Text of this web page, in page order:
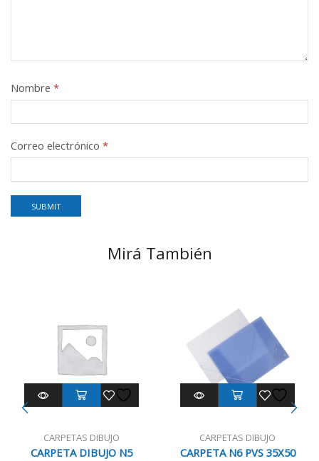
Nombre *
Correo electrónico *
Mirá También
CARPETAS DIBUJO
CARPETA DIBUJO N5
CARPETAS DIBUJO
CARPETA N6 PVS 35X50